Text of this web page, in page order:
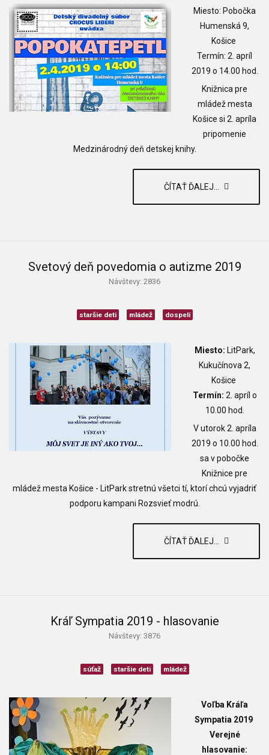
Miesto: Pobočka
Humenská 9,
Košice
Termín: 2. apríl
2019 o 14.00 hod.
Knižnica pre
mládež mesta
Košice si 2. apríla
pripomenie
Medzinárodný deň detskej knihy.
ČÍTAŤ ĎALEJ...
Svetový deň povedomia o autizme 2019
Návštevy: 2836
staršie deti mládež dospelí
Miesto: LitPark,
Kukučínova 2,
Košice
Termín: 2. apríl o
10.00 hod.
V utorok 2. apríla
2019 o 10.00 hod.
sa v pobočke
Knižnice pre
mládež mesta Košice - LitPark stretnú všetci tí, ktorí chcú vyjadriť
podporu kampani Rozsvieť modrú.
ČÍTAŤ ĎALEJ...
Kráľ Sympatia 2019 - hlasovanie
Návštevy: 3876
súťaž staršie deti mládež
Voľba Kráľa
Sympatia 2019
Verejné
hlasovanie: